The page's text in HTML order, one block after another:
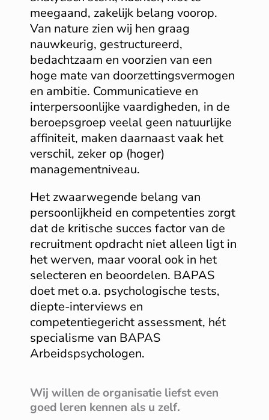
meegaand, zakelijk belang voorop.
Van nature zien wij hen graag
nauwkeurig, gestructureerd,
bedachtzaam en voorzien van een
hoge mate van doorzettingsvermogen
en ambitie. Communicatieve en
interpersoonlijke vaardigheden, in de
beroepsgroep veelal geen natuurlijke
affiniteit, maken daarnaast vaak het
verschil, zeker op (hoger)
managementniveau.
Het zwaarwegende belang van
persoonlijkheid en competenties zorgt
dat de kritische succes factor van de
recruitment opdracht niet alleen ligt in
het werven, maar vooral ook in het
selecteren en beoordelen. BAPAS
doet met o.a. psychologische tests,
diepte-interviews en
competentiegericht assessment, hét
specialisme van BAPAS
Arbeidspsychologen.
Wij willen de organisatie liefst even
goed leren kennen als u zelf.